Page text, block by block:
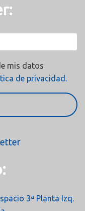
mis datos
de privacidad.
3ª Planta Izq.